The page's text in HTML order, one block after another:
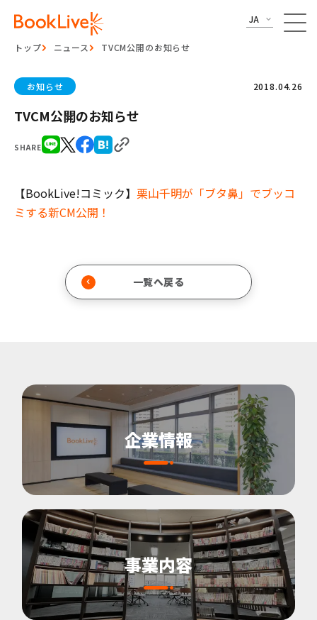
JA
トップ ニュース TVCM公開のお知らせ
SHARE
お知らせ 2018.04.26
TVCM公開のお知らせ
【BookLive!コミック】 栗山千明が「ブタ鼻」でブッコ
ミする新CM公開！
一覧へ戻る
企業情報
事業内容